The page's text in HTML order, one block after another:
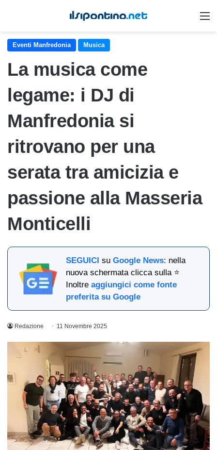
Eventi Manfredonia Musica
La musica come
legame: i DJ di
Manfredonia si
ritrovano per una
serata tra amicizia e
passione alla Masseria
Monticelli
SEGUICI suGoogle News: nella
nuova schermata clicca sulla ⭐
Inoltreaggiungici come fonte
preferita su Google
Redazione 11 Novembre 2025